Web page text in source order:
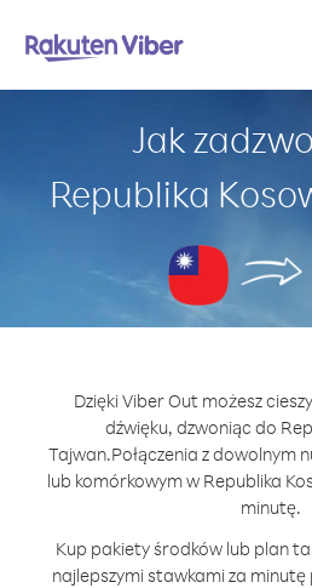
Jak
Republika
Dzięki Viber Out możesz
dźwięku, dzwoniąc do
Tajwan.Połączenia z dowolnym
lub komórkowym w Republika
minutę.
Kup pakiety środków lub plan
najlepszymi stawkami za minutę